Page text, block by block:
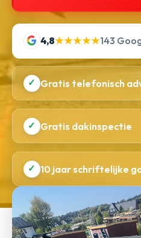
4,8★★★★★143
✓ Gratis telefonisch
✓ Gratis dakinspectie
✓ 10 jaar schriftelijke